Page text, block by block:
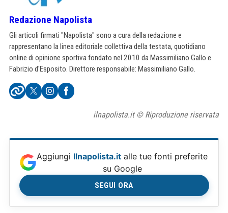
Redazione Napolista
Gli articoli firmati "Napolista" sono a cura della redazione e
rappresentano la linea editoriale collettiva della testata, quotidiano
online di opinione sportiva fondato nel 2010 da Massimiliano Gallo e
Fabrizio d'Esposito. Direttore responsabile: Massimiliano Gallo.
ilnapolista.it © Riproduzione riservata
Aggiungi Ilnapolista.it alle tue fonti preferite
su Google
SEGUI ORA